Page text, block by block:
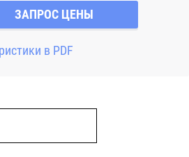
2RSR имеют с обеих сторон
бутадиен-нитрильного каучука
частот вращения. Также
с бесконтактными
ЗАПРОС ЦЕНЫ
в PDF